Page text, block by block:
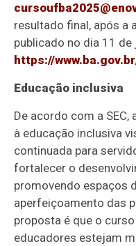
resultado final, após a
publicado no dia 11 de
https://
Educação inclusiva
De acordo com a
à educação inclusiva
continuada para
fortalecer o
promovendo espaços
aperfeiçoamento das
proposta é que o
educadores estejam